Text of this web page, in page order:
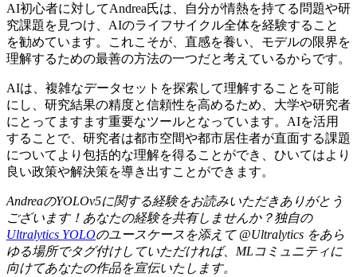
AI初心者に対してAndrea氏は、自分が情熱を持てる問題や研
究課題を見つけ、AIのライフサイクル全体を経験すること
を勧めています。これこそが、直感を養い、モデルの限界を
理解するための最善の方法の一つだと考えているからです。
AIは、複雑なデータセットを探索して理解することを可能
にし、研究結果の精度と信頼性を高めるため、大学や研究者
にとってますます重要なツールとなっています。AIを活用
することで、研究者は都市空間や都市居住者が直面する課題
についてより包括的な理解を得ることができ、ひいてはより
良い政策や解決策を導き出すことができます。
AndreaのYOLOv5に関する経験をお読みいただきありがとう
ございます！あなたの経験を共有しませんか？独自の
Ultralytics YOLOのユースケースを添えて @Ultralytics をあら
ゆる場所でタグ付けしていただければ、MLコミュニティに
向けてあなたの作品を宣伝いたします。